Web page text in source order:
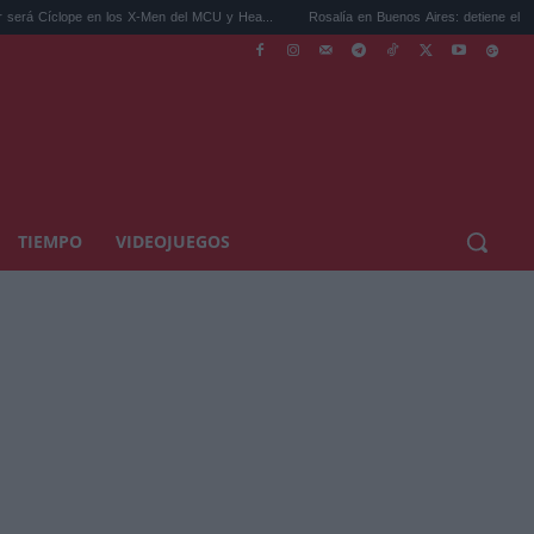
los X-Men del MCU y Hea... Rosalía en Buenos Aires: detiene el tráfico y se s...
TIEMPO VIDEOJUEGOS